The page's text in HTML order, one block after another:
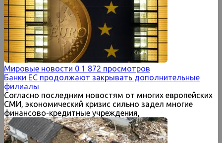
Мировые новости 0 1 872 просмотров
Банки ЕС продолжают закрывать дополнительные
филиалы
Согласно последним новостям от многих европейских
СМИ, экономический кризис сильно задел многие
финансово-кредитные учреждения,